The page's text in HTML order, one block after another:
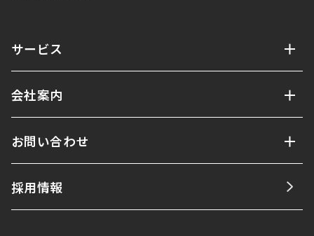
サービス
会社案内
お問い合わせ
採用情報